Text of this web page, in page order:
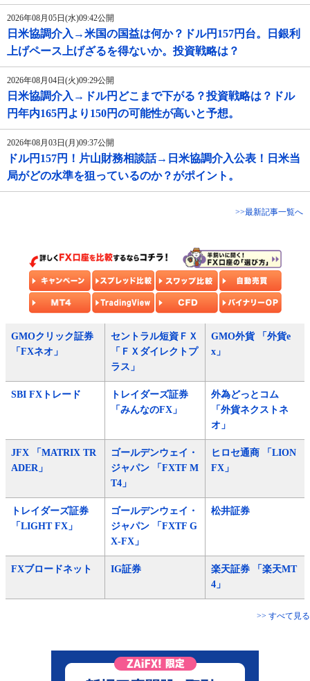
2026年08月05日(水)09:42公開
日米協調介入→米国の国益は何か？ドル円157円台。日銀利
上げペース上げざるを得ないか。投資戦略は？
2026年08月04日(火)09:29公開
日米協調介入→ドル円どこまで下がる？投資戦略は？ドル
円年内165円より150円の可能性が高いと予想。
2026年08月03日(月)09:37公開
ドル円157円！片山財務相談話→日米協調介入公表！日米当
局がどの水準を狙っているのか？がポイント。
>>最新記事一覧へ
GMOクリック証券
「FXネオ」
セントラル短資ＦＸ
「ＦＸダイレクトプ
ラス」
GMO外貨 「外貨e
x」
SBI FXトレード
トレイダーズ証券
「みんなのFX」
外為どっとコム
「外貨ネクストネ
オ」
JFX 「MATRIX TR
ADER」
ゴールデンウェイ・
ジャパン 「FXTF M
T4」
ヒロセ通商 「LION
FX」
トレイダーズ証券
「LIGHT FX」
ゴールデンウェイ・
ジャパン 「FXTF G
X-FX」
松井証券
FXブロードネット IG証券
楽天証券 「楽天MT
4」
>> すべて見る